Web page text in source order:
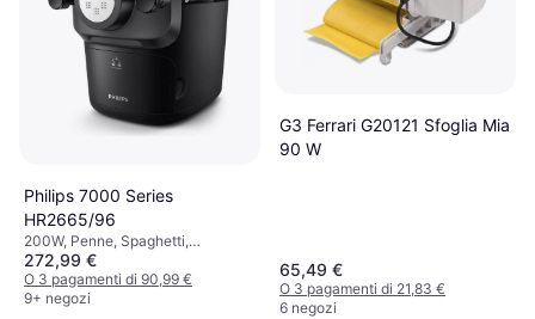
Philips 7000 Series
HR2665/96
200W, Penne, Spaghetti,
Tagliatelle, Lasagna Plates,
Fettuccine
272,99 €
O 3 pagamenti di 90,99 €
9+ negozi
G3 Ferrari G20121 Sfoglia Mia
90 W
65,49 €
O 3 pagamenti di 21,83 €
6 negozi